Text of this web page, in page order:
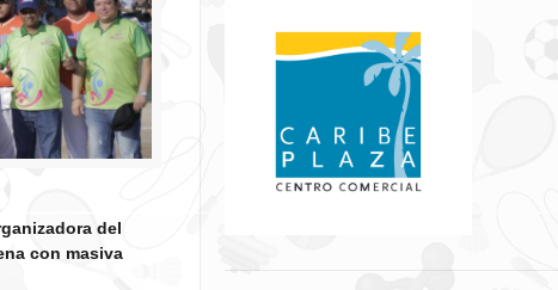
del
con masiva